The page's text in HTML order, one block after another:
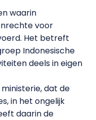
waarin
voor
Het betreft
Indonesische
deels in eigen
dat de
in het ongelijk
daarin de